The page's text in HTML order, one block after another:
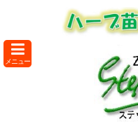
メニュー